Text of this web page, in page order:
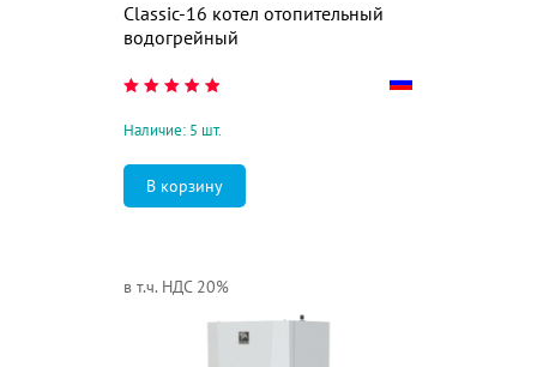
Classic-16 котел отопительный
водогрейный
Наличие: 5 шт.
в т.ч. НДС 20%